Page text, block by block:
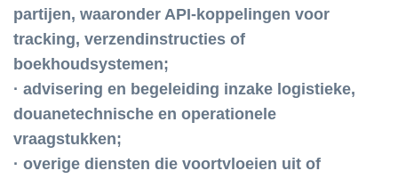
partijen, waaronder API-koppelingen voor
tracking, verzendinstructies of
boekhoudsystemen;
· advisering en begeleiding inzake logistieke,
douanetechnische en operationele
vraagstukken;
· overige diensten die voortvloeien uit of